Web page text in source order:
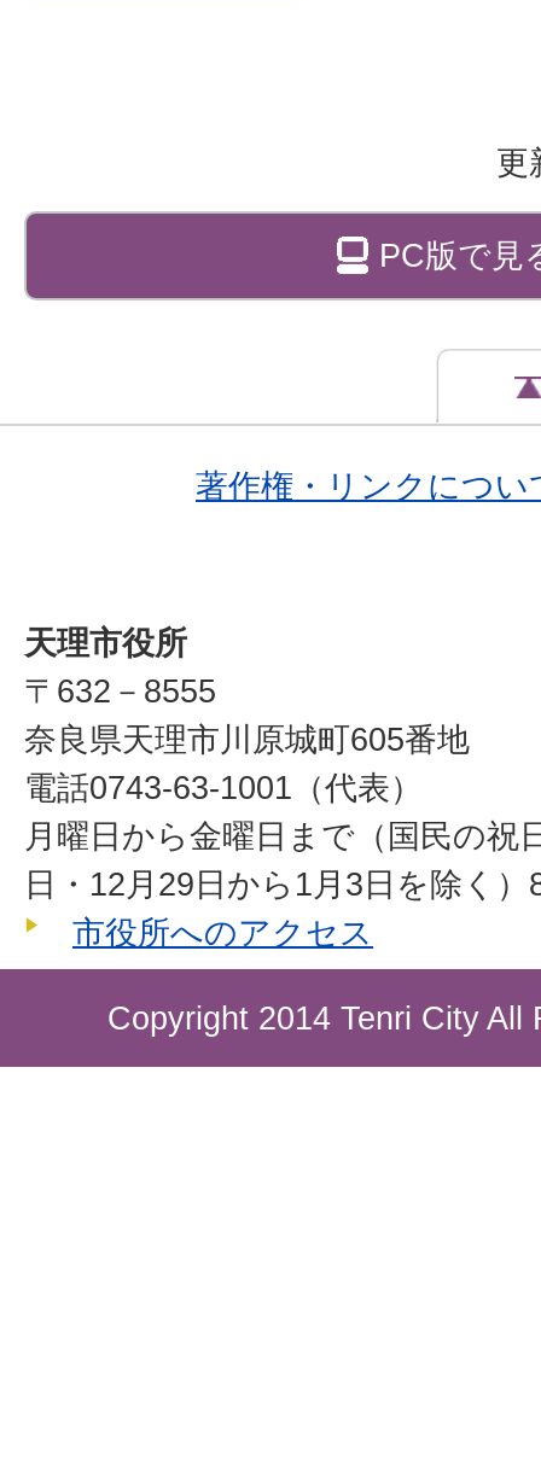
更
PC版で見
著作権・リンクについ
天理市役所
〒632－8555
奈良県天理市川原城町605番地
電話0743-63-1001（代表）
月曜日から金曜日まで（国民の祝
日・12月29日から1月3日を除く
市役所へのアクセス
Copyright 2014 Tenri City All